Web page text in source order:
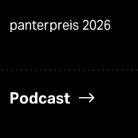
panterpreis 2026
Podcast